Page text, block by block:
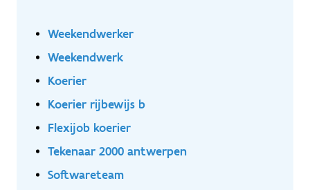
wordt tijdens een gesprek in het dichtstbijzijnde
kantoor of via een videocall gegeven.
Weekendwerker
Weekendwerk
Koerier
Koerier rijbewijs b
Flexijob koerier
Tekenaar 2000 antwerpen
Softwareteam